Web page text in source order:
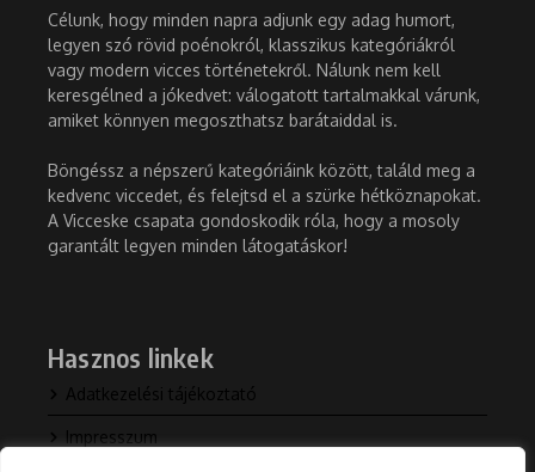
Célunk, hogy minden napra adjunk egy adag humort,
legyen szó rövid poénokról, klasszikus kategóriákról
vagy modern vicces történetekről. Nálunk nem kell
keresgélned a jókedvet: válogatott tartalmakkal várunk,
amiket könnyen megoszthatsz barátaiddal is.
Böngéssz a népszerű kategóriáink között, találd meg a
kedvenc viccedet, és felejtsd el a szürke hétköznapokat.
A Vicceske csapata gondoskodik róla, hogy a mosoly
garantált legyen minden látogatáskor!
Hasznos linkek
Adatkezelési tájékoztató
Impresszum